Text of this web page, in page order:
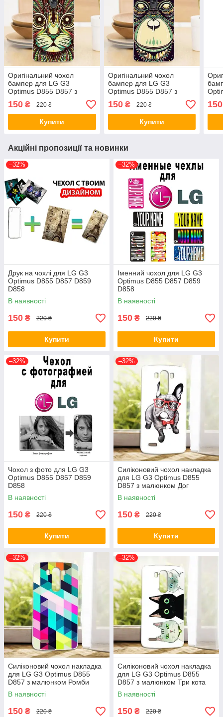
Оригінальний чохол
бампер для LG G3
Optimus D855 D857 з
малюнком Зентангл-Кіт
150 ₴ 220 ₴
Купити
Оригінальний чохол
бампер для LG G3
Optimus D855 D857 з
малюнком Зентангл-
Мавпа
150₴ 220 ₴
Купити
150
Акційні пропозиції та новинки
–32%
Друк на чохлі для LG G3
Optimus D855 D857 D859
D858
В наявності
150 ₴ 220 ₴
Купити
–32%
Іменний чохол для LG G3
Optimus D855 D857 D859
D858
В наявності
150 ₴ 220 ₴
Купити
–32%
Чохол з фото для LG G3
Optimus D855 D857 D859
D858
В наявності
150 ₴ 220 ₴
Купити
–32%
Силіконовий чохол накладка
для LG G3 Optimus D855
D857 з малюнком Дог
В наявності
150 ₴ 220 ₴
Купити
–32%
Силіконовий чохол накладка
для LG G3 Optimus D855
D857 з малюнком Ромби
В наявності
150 ₴ 220 ₴
–32%
Силіконовий чохол накладка
для LG G3 Optimus D855
D857 з малюнком Три кота
В наявності
150 ₴ 220 ₴